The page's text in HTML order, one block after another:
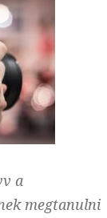
a
megtanulni